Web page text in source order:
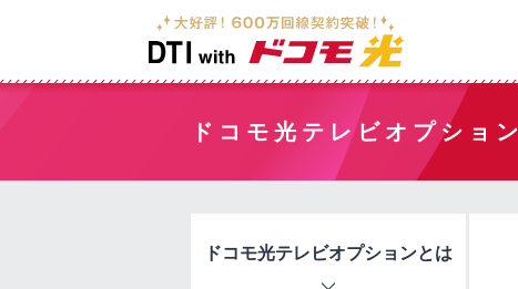
ドコモ光テレビオプション
ドコモ光テレビオプションとは